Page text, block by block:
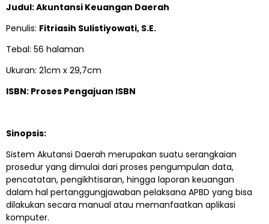
Judul: Akuntansi Keuangan Daerah
Penulis: Fitriasih Sulistiyowati, S.E.
Tebal: 56 halaman
Ukuran: 21cm x 29,7cm
ISBN: Proses Pengajuan ISBN
Sinopsis:
Sistem Akutansi Daerah merupakan suatu serangkaian
prosedur yang dimulai dari proses pengumpulan data,
pencatatan, pengikhtisaran, hingga laporan keuangan
dalam hal pertanggungjawaban pelaksana APBD yang bisa
dilakukan secara manual atau memanfaatkan aplikasi
komputer.